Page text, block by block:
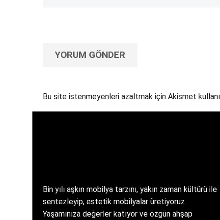
YORUM GÖNDER
Bu site istenmeyenleri azaltmak için Akismet
Bin yılı aşkın mobilya tarzını, yakın zaman kültürü ile
sentezleyip, estetik mobilyalar üretiyoruz.
Yaşamınıza değerler katıyor ve özgün ahşap